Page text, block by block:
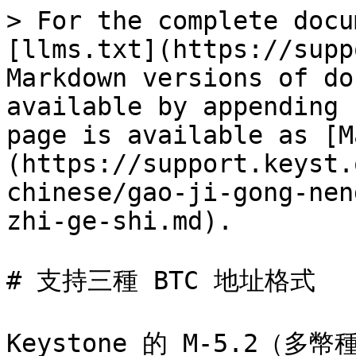
> For the complete
[llms.txt](https://
Markdown versions of
available by
page is available as
(https://
chinese/gao-ji-gong-
zhi-ge-shi.md).
# 支持三種 BTC 地址格式
Keystone 的 M-5.2（多幣種